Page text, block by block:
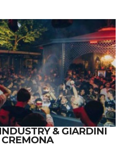
& GIARDINI